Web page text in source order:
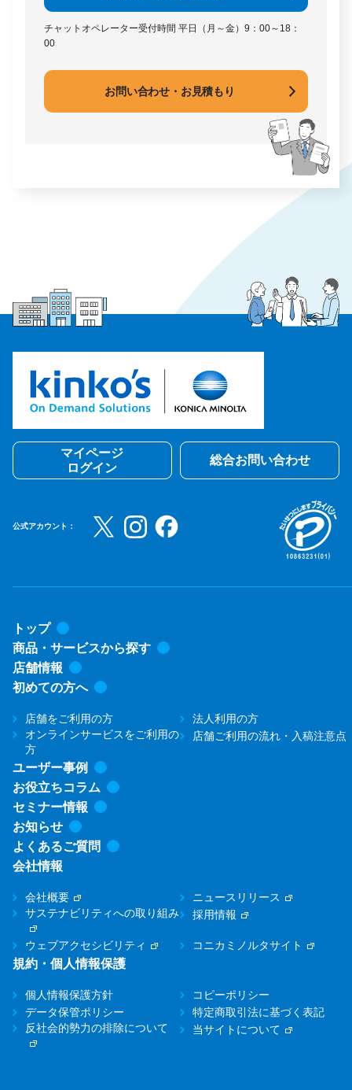
チャットオペレーター受付時間 平日（月～金）9：00～18：
00
お問い合わせ・お見積もり
マイページ
ログイン
総合お問い合わせ
公式アカウント：
トップ
商品・サービスから探す
店舗情報
初めての方へ
店舗をご利用の方
法人利用の方
オンラインサービスをご利用の
方
店舗ご利用の流れ・入稿注意点
ユーザー事例
お役立ちコラム
セミナー情報
お知らせ
よくあるご質問
会社情報
会社概要
ニュースリリース
サステナビリティへの取り組み
採用情報
ウェブアクセシビリティ コニカミノルタサイト
規約・個人情報保護
個人情報保護方針
コピーポリシー
データ保管ポリシー
特定商取引法に基づく表記
反社会的勢力の排除について
当サイトについて